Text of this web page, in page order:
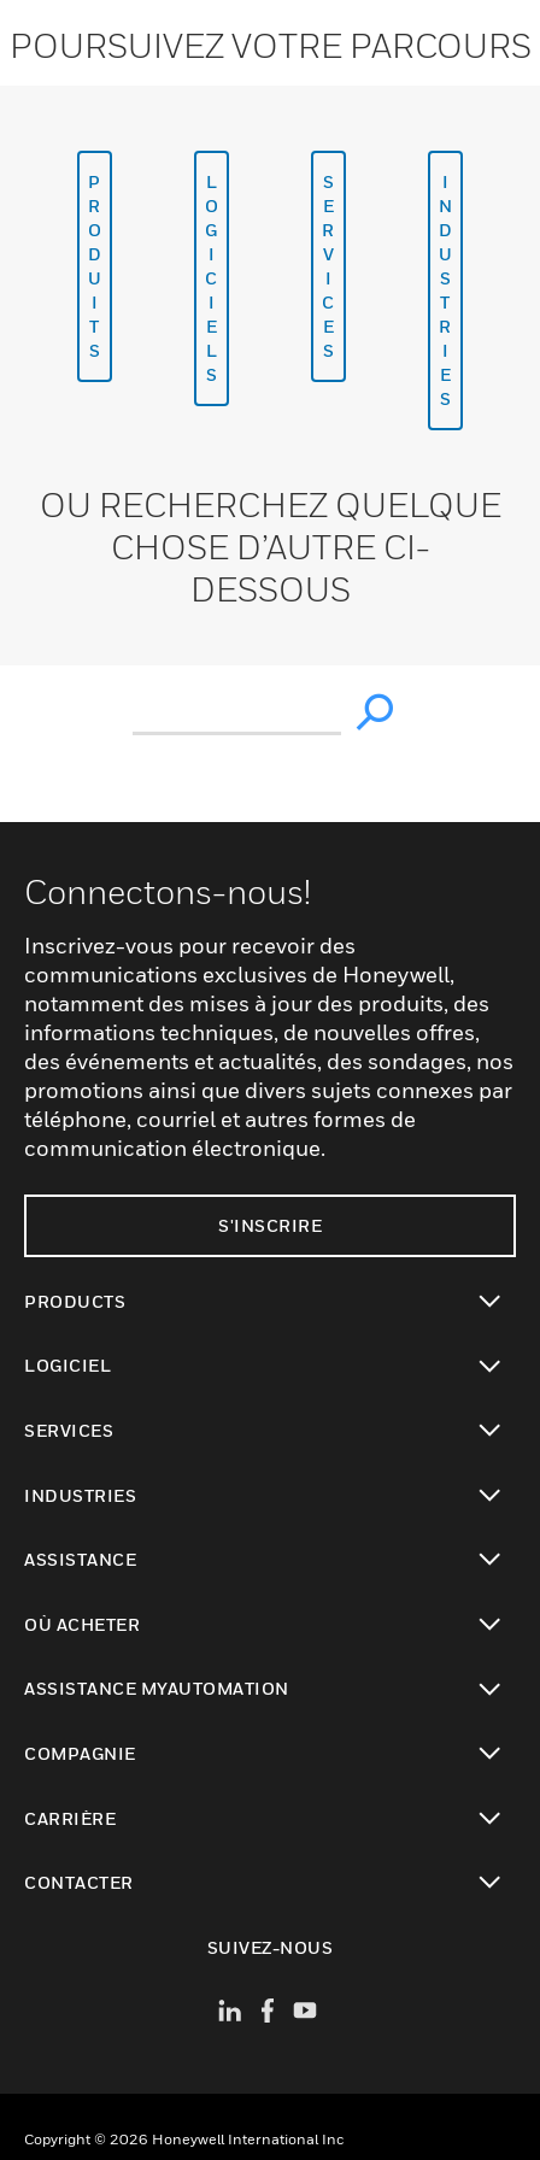
POURSUIVEZ VOTRE PARCOURS
P
R
O
D
U
I
T
S
L
O
G
I
C
I
E
L
S
S
E
R
V
I
C
E
S
I
N
D
U
S
T
R
I
E
S
OU RECHERCHEZ QUELQUE
CHOSE D’AUTRE CI-
DESSOUS
Connectons-nous!
Inscrivez-vous pour recevoir des
communications exclusives de Honeywell,
notamment des mises à jour des produits, des
informations techniques, de nouvelles offres,
des événements et actualités, des sondages, nos
promotions ainsi que divers sujets connexes par
téléphone, courriel et autres formes de
communication électronique.
S'INSCRIRE
PRODUCTS
LOGICIEL
SERVICES
INDUSTRIES
ASSISTANCE
OÙ ACHETER
ASSISTANCE MYAUTOMATION
COMPAGNIE
CARRIÈRE
CONTACTER
SUIVEZ-NOUS
Copyright © 2026 Honeywell International Inc